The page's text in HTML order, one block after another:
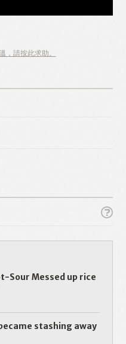
Email
，請按此求助。
Sour Messed up rice
stashing away